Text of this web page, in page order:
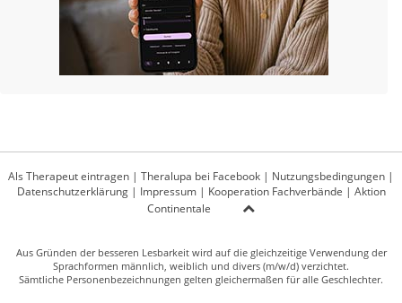
Als Therapeut eintragen | Theralupa bei Facebook | Nutzungsbedingungen |
Datenschutzerklärung| Impressum| Kooperation Fachverbände | Aktion
Continentale
Aus Gründen der besseren Lesbarkeit wird auf die gleichzeitige Verwendung der
Sprachformen männlich, weiblich und divers (m/w/d) verzichtet.
Sämtliche Personenbezeichnungen gelten gleichermaßen für alle Geschlechter.